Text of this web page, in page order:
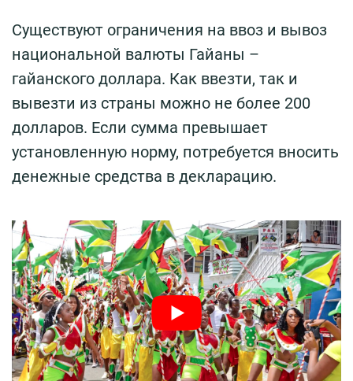
Существуют ограничения на ввоз и вывоз
национальной валюты Гайаны –
гайанского доллара. Как ввезти, так и
вывезти из страны можно не более 200
долларов. Если сумма превышает
установленную норму, потребуется вносить
денежные средства в декларацию.